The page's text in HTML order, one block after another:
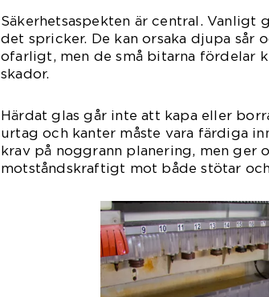
Säkerhetsaspekten är central. Vanligt
det spricker. De kan orsaka djupa sår
ofarligt, men de små bitarna fördelar
skador.
Härdat glas går inte att kapa eller
urtag och kanter måste vara färdiga
krav på noggrann planering, men ger
motståndskraftigt mot både stötar